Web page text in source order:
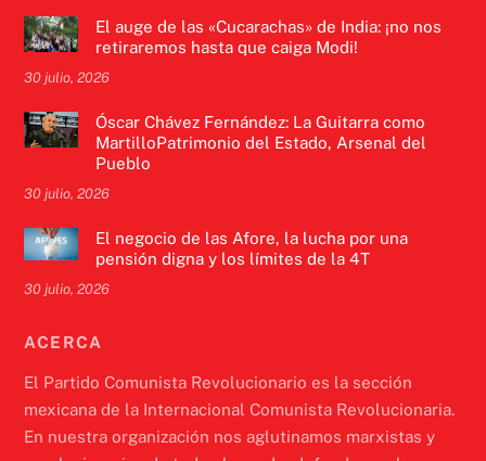
El auge de las «Cucarachas» de India: ¡no nos
retiraremos hasta que caiga Modi!
30 julio, 2026
Óscar Chávez Fernández: La Guitarra como
MartilloPatrimonio del Estado, Arsenal del
Pueblo
30 julio, 2026
El negocio de las Afore, la lucha por una
pensión digna y los límites de la 4T
30 julio, 2026
ACERCA
El Partido Comunista Revolucionario es la sección
mexicana de la Internacional Comunista Revolucionaria.
En nuestra organización nos aglutinamos marxistas y